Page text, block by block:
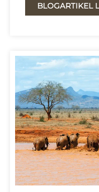
BLOGARTIKEL